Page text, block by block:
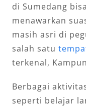
di Sumedang
menawarkan
masih asri di
salah satu
terkenal,
Berbagai
seperti belajar